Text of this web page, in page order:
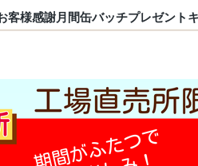
客様感謝月間缶バッチプレゼント